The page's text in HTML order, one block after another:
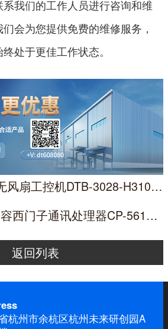
我们的工作人员进行咨询和维
会为您提供免费的维修服务，
处于更佳工作状态。
酷睿8代无风扇工控机DTB-3028-H310的硬盘写入少量信息就满盘怎么办？
工控机兼容西门子通讯处理器CP-5612PCI卡的解决方案
返回列表
杭州市余杭区杭州未来研创园A